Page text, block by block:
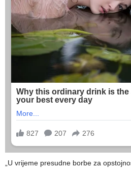
„U vrijeme presudne borbe za